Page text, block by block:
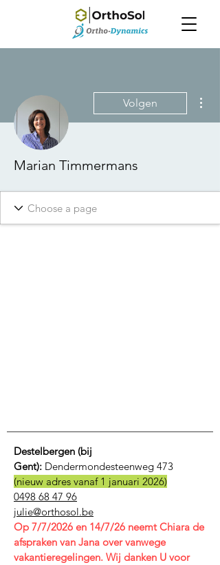
Volgen
Marian Timmermans
Destelbergen (bij
Gent): Dendermondesteenweg 473
(nieuw adres vanaf 1 januari 2026)
0498 68 47 96
julie@orthosol.be
Op 7/7/2026 en 14/7/26 neemt Chiara de
afspraken van Jana over vanwege
vakantieregelingen. Wij danken U voor